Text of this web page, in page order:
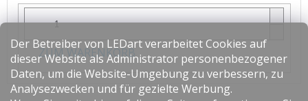
Der Betreiber von LEDart verarbeitet Cookies auf
dieser Website als Administrator personenbezogener
Daten, um die Website-Umgebung zu verbessern, zu
Analysezwecken und für gezielte Werbung.
ZUM WARENKORB